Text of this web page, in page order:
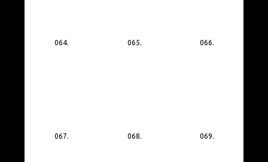
064. 065. 066.
067. 068. 069.